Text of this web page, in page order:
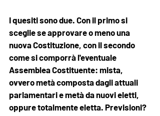
I quesiti sono due. Con il primo si
sceglie se approvare o meno una
nuova Costituzione, con il secondo
come si comporrà l'eventuale
Assemblea Costituente: mista,
ovvero metà composta dagli attuali
parlamentari e metà da nuovi eletti,
oppure totalmente eletta. Previsioni?